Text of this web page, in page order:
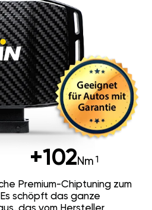
+102Nm
Premium-Chiptuning zum
schöpft das ganze